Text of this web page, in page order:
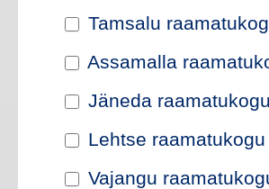
Tamsalu
Assamalla
Jäneda raamatukogu
Lehtse raamatukogu
Vajangu